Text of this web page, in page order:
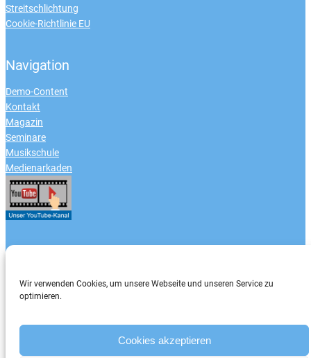
Wir verwenden Cookies, um unsere Webseite und unseren Service zu
optimieren.
Cookies akzeptieren
Streitschlichtung
Cookie-Richtlinie EU
Navigation
Demo-Content
Kontakt
Magazin
Seminare
Musikschule
Medienarkaden